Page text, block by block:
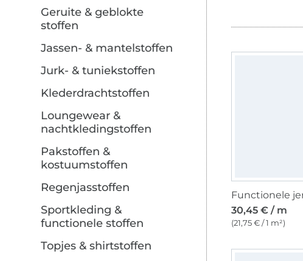
Geruite & geblokte
stoffen
Jassen- & mantelstoffen
Jurk- & tuniekstoffen
Klederdrachtstoffen
Loungewear &
nachtkledingstoffen
Pakstoffen &
kostuumstoffen
Regenjasstoffen
Sportkleding &
functionele stoffen
Topjes & shirtstoffen
30,45 € / m
(21,75 € / 1 m²)